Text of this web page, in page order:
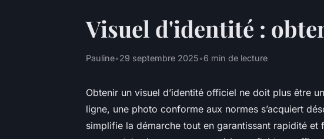
Visuel d'identité :
Pauline•29 septembre 2025•6 min de lecture
Obtenir un visuel d’identité officiel ne doit plus être
ligne, une photo conforme aux normes s’acquiert
simplifie la démarche tout en garantissant rapidité